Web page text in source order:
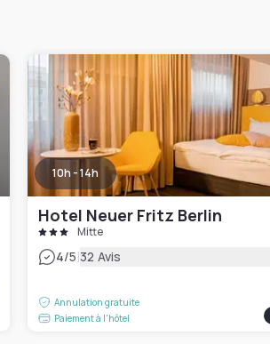
10h - 14h
Hotel Neuer Fritz Berlin
Mitte
4/5|32 Avis
Annulation gratuite
Paiement à l'hôtel